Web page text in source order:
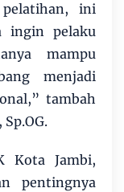
ini
ingin pelaku
mampu
menjadi
tambah
Kota Jambi,
pentingnya